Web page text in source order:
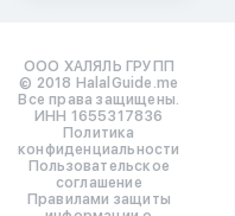
ООО ХАЛЯЛЬ ГРУПП
© 2018 HalalGuide.me
Все права защищены.
ИНН 1655317836
Политика
конфиденциальности
Пользовательское
соглашение
Правилами защиты